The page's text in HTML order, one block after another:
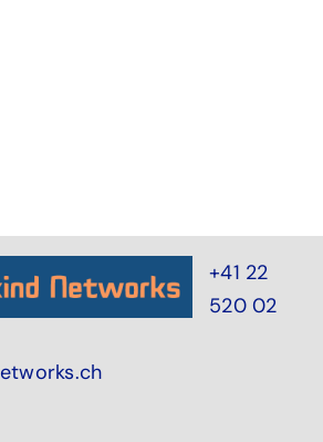
+41 22
520 02